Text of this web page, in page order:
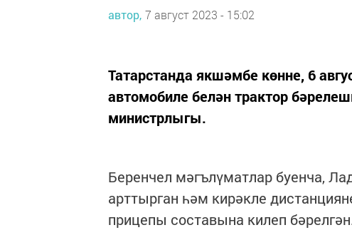
автор, 7 август 2023 - 15:02
Татарстанда якшәмбе көнне, 6
автомобиле белән трактор
министрлыгы.
Беренчел мәгълүматлар буенча,
арттырган һәм кирәкле
прицепы составына килеп